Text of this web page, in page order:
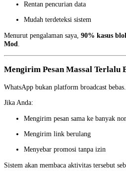
Rentan pencurian data
Mudah terdeteksi sistem
Menurut pengalaman saya, 90% kasus
Mod
Mengirim Pesan Massal Terlalu
WhatsApp bukan platform broadcast bebas.
Jika Anda:
Mengirim pesan sama ke banyak
Mengirim link berulang
Menyebar promosi tanpa izin
Sistem akan membaca aktivitas tersebut